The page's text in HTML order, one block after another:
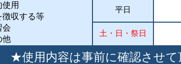
用
収する等
平日
土・日・祭日
★使用内容は事前に確認させて